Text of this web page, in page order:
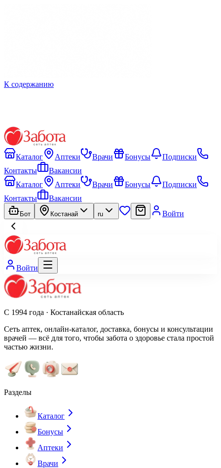
К содержанию
Каталог Аптеки Врачи Бонусы
Подписки
Контакты
Вакансии
Каталог
Аптеки Врачи Бонусы
Подписки
Контакты
Вакансии
Бот Костанай ru Войти
Войти
С 1994 года · Костанайская область
Сеть аптек, онлайн-каталог, доставка, бонусы и консультации
врачей — всё для того, чтобы забота о здоровье стала простой
частью жизни.
Разделы
Каталог
Бонусы
Аптеки
Врачи